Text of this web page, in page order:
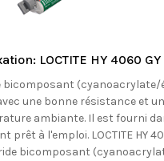
LOCTITE HY 4060 GY
bicomposant (cyanoacrylate/
une bonne résistance et
ambiante. Il est fourni
prêt à l'emploi. LOCTITE HY
bicomposant